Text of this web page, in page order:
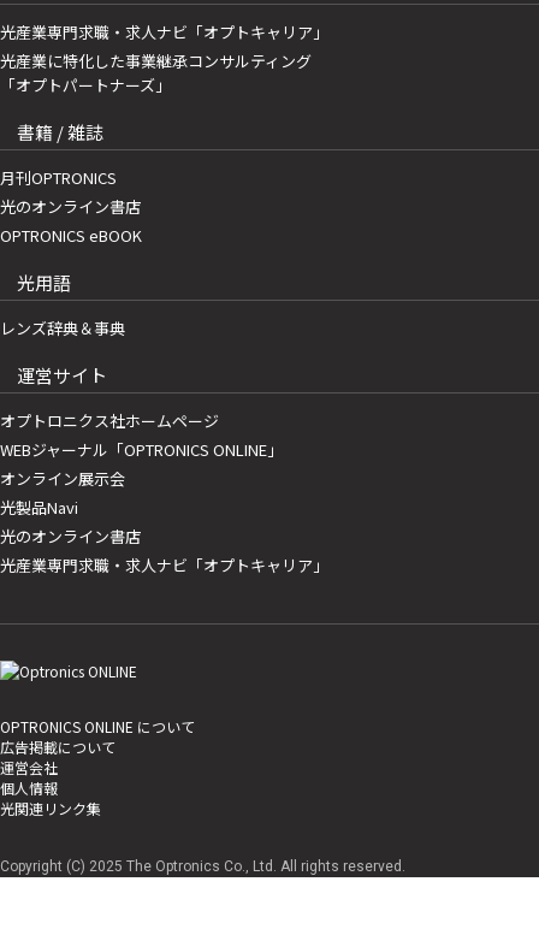
光産業専門求職・求人ナビ「オプトキャリア」
光産業に特化した事業継承コンサルティング
「オプトパートナーズ」
書籍 / 雑誌
月刊OPTRONICS
光のオンライン書店
OPTRONICS eBOOK
光用語
レンズ辞典＆事典
運営サイト
オプトロニクス社ホームページ
WEBジャーナル「OPTRONICS ONLINE」
オンライン展示会
光製品Navi
光のオンライン書店
光産業専門求職・求人ナビ「オプトキャリア」
OPTRONICS ONLINE について
広告掲載について
運営会社
個人情報
光関連リンク集
Copyright (C) 2025 The Optronics Co., Ltd. All rights reserved.